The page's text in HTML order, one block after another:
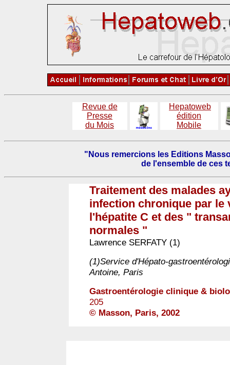
Revue de
Presse
du Mois
Hepatoweb
édition
Mobile
"Nous remercions les Editions
de l'ensemble de ces
Traitement des malades
infection chronique par le
l'hépatite C et des "
normales "
Lawrence SERFATY (1)
(1)Service d'Hépato-
Antoine, Paris
Gastroentérologie clinique &
205
© Masson, Paris, 2002